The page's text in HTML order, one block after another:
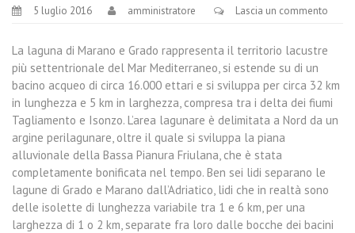
5 luglio 2016 amministratore Lascia un commento
La laguna di Marano e Grado rappresenta il territorio lacustre
più settentrionale del Mar Mediterraneo, si estende su di un
bacino acqueo di circa 16.000 ettari e si sviluppa per circa 32 km
in lunghezza e 5 km in larghezza, compresa tra i delta dei fiumi
Tagliamento e Isonzo. L’area lagunare è delimitata a Nord da un
argine perilagunare, oltre il quale si sviluppa la piana
alluvionale della Bassa Pianura Friulana, che è stata
completamente bonificata nel tempo. Ben sei lidi separano le
lagune di Grado e Marano dall’Adriatico, lidi che in realtà sono
delle isolette di lunghezza variabile tra 1 e 6 km, per una
larghezza di 1 o 2 km, separate fra loro dalle bocche dei bacini